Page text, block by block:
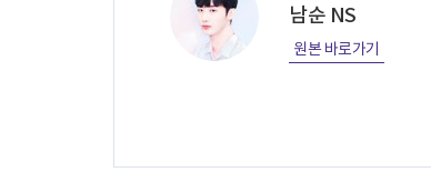
남순 NS
원본 바로가기